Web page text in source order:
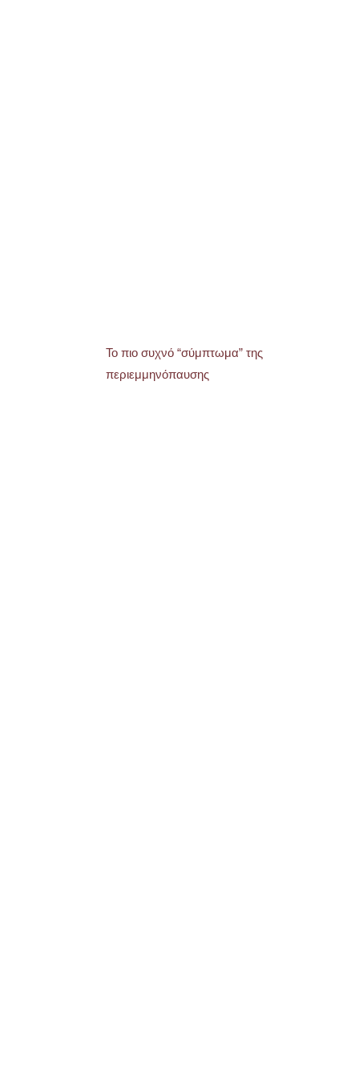
Το πιο συχνό “σύμπτωμα” της
περιεμμηνόπαυσης